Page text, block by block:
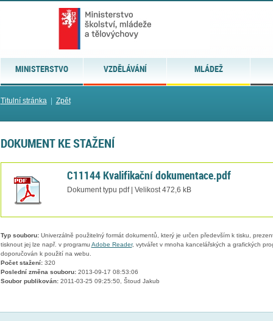
MINISTERSTVO VZDĚLÁVÁNÍ MLÁDEŽ
Titulní stránka| Zpět
DOKUMENT KE STAŽENÍ
C11144 Kvalifikační dokumentace.pdf
Dokument typu pdf | Velikost 472,6 kB
Typ souboru:Univerzálně použitelný formát dokumentů, který je určen především k tisku,
tisknout jej lze např. v programu Adobe Reader, vytvářet v mnoha kancelářských a grafických
doporučován k použití na webu.
Počet stažení:320
Poslední změna souboru:2013-09-17 08:53:06
Soubor publikován:2011-03-25 09:25:50, Štoud Jakub